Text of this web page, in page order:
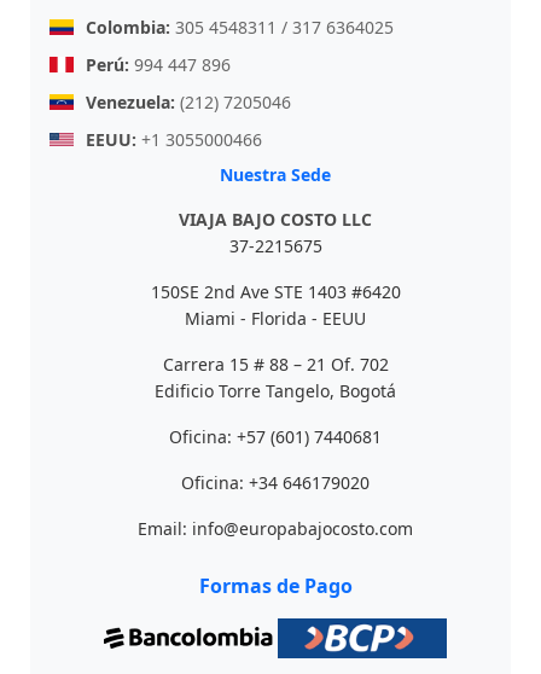
Colombia: 305 4548311 / 317 6364025
Perú: 994 447 896
Venezuela: (212) 7205046
EEUU: +1 3055000466
Nuestra Sede
VIAJA BAJO COSTO LLC
37-2215675
150SE 2nd Ave STE 1403 #6420
Miami - Florida - EEUU
Carrera 15 # 88 – 21 Of. 702
Edificio Torre Tangelo, Bogotá
Oficina: +57 (601) 7440681
Oficina: +34 646179020
Email: info@europabajocosto.com
Formas de Pago